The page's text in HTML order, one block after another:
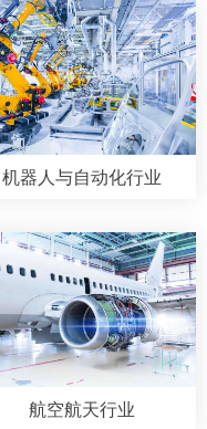
机器人与自动化行业
航空航天行业